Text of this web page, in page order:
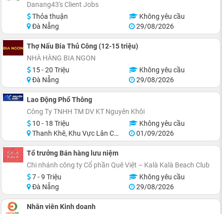
Danang43's Client Jobs
Thỏa thuận
Không yêu cầu
Đà Nẵng
29/08/2026
Thợ Nấu Bia Thủ Công (12-15 triệu)
NHÀ HÀNG BIA NGON
15 - 20 Triệu
Không yêu cầu
Đà Nẵng
29/08/2026
Lao Động Phổ Thông
Công Ty TNHH TM DV KT Nguyên Khôi
10 - 18 Triệu
Không yêu cầu
Thanh Khê, Khu Vực Lân Cận Đà Nẵng
01/09/2026
Tổ trưởng Bán hàng lưu niệm
Chi nhánh công ty Cổ phần Quê Việt – Kalà Kalà Beach Club
7 - 9 Triệu
Không yêu cầu
Đà Nẵng
29/08/2026
Nhân viên Kinh doanh